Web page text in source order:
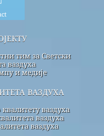
тим за Светски
ваздуха
и медије
ваздуха
ваздуха
ваздуха
ваздуха